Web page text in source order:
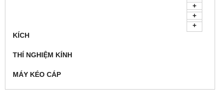
KÍCH
THÍ NGHIỆM KÍNH
MÁY KÉO CÁP